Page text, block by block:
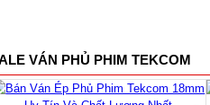
VÁN PHỦ PHIM TEKCOM